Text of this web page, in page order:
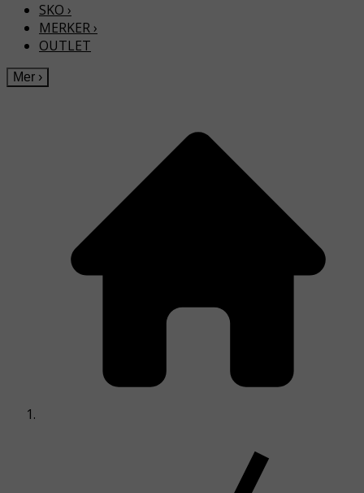
SKO ›
MERKER›
OUTLET
Mer ›